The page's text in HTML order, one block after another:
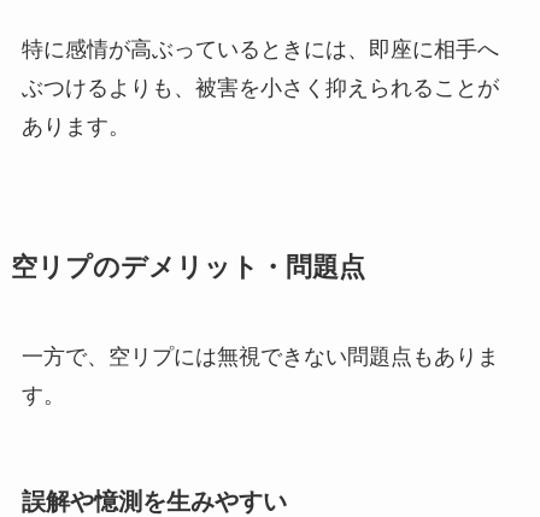
特に感情が高ぶっているときには、即座に相手へ
ぶつけるよりも、被害を小さく抑えられることが
あります。
空リプのデメリット・問題点
一方で、空リプには無視できない問題点もありま
す。
誤解や憶測を生みやすい